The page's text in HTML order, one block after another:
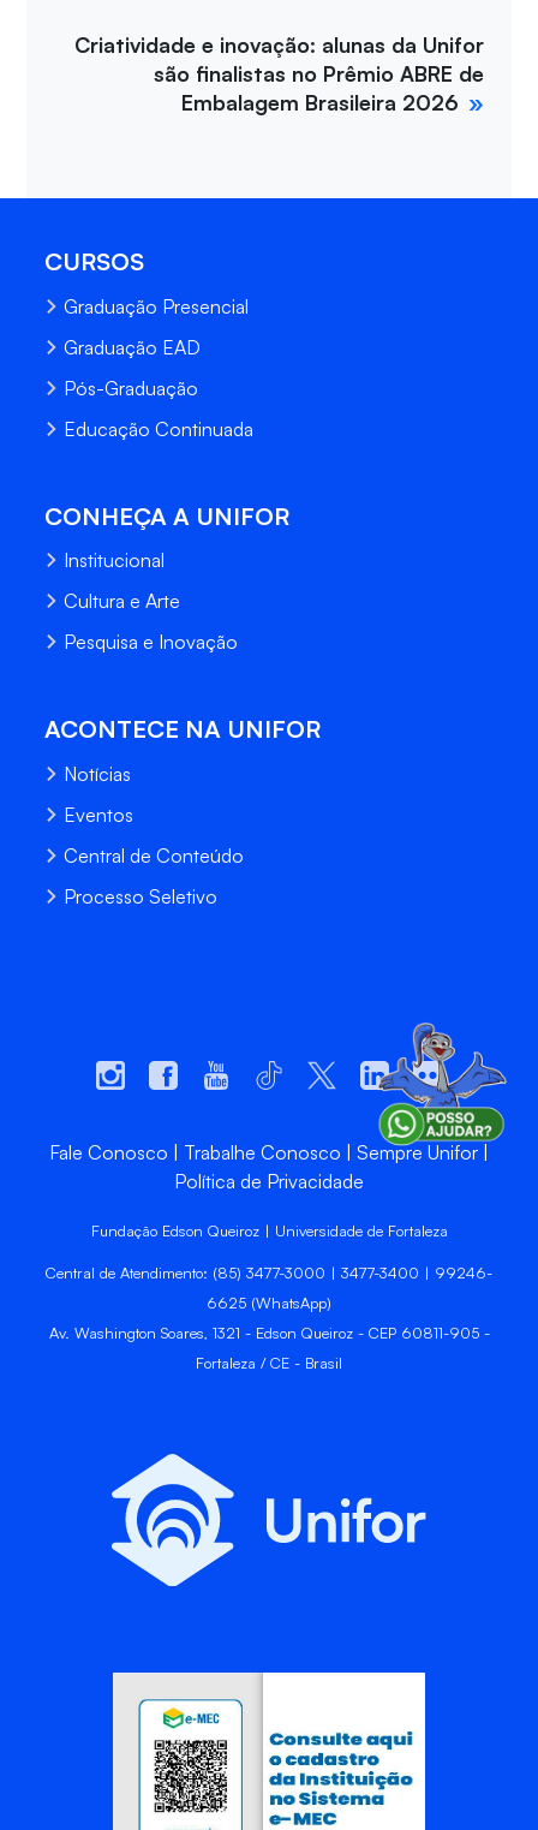
Criatividade e inovação: alunas da Unifor
são finalistas no Prêmio ABRE de
Embalagem Brasileira 2026
CURSOS
Graduação Presencial
Graduação EAD
Pós-Graduação
Educação Continuada
CONHEÇA A UNIFOR
Institucional
Cultura e Arte
Pesquisa e Inovação
ACONTECE NA UNIFOR
Notícias
Eventos
Central de Conteúdo
Processo Seletivo
Fale Conosco Trabalhe Conosco
Sempre Unifor
Política de Privacidade
Fundação Edson Queiroz | Universidade de Fortaleza
Central de Atendimento: (85) 3477-3000 | 3477-3400 | 99246-
6625 (WhatsApp)
Av. Washington Soares, 1321 - Edson Queiroz - CEP 60811-905 -
Fortaleza / CE - Brasil